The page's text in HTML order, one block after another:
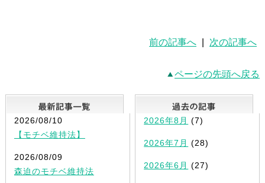
前の記事へ 次の記事へ
ページの先頭へ戻る
最新記事一覧
2026/08/10
【モチベ維持法】
2026/08/09
森迫のモチベ維持法
2026年8月 (7)
2026年7月 (28)
2026年6月 (27)